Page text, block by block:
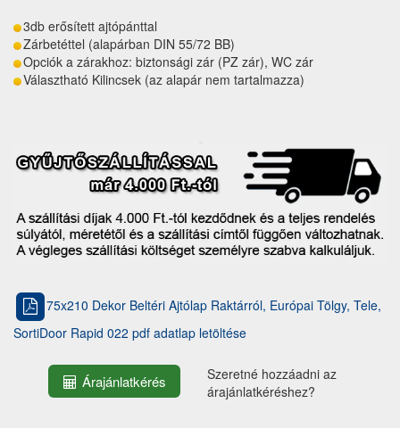
3db erősített ajtópánttal
Zárbetéttel (alapárban DIN 55/72 BB)
Opciók a zárakhoz: biztonsági zár (PZ zár), WC zár
Választható Kilincsek (az alapár nem tartalmazza)
75x210 Dekor Beltéri Ajtólap Raktárról, Európai Tölgy, Tele,
SortiDoor Rapid 022 pdf adatlap letöltése
Árajánlatkérés
Szeretné hozzáadni az
árajánlatkéréshez?